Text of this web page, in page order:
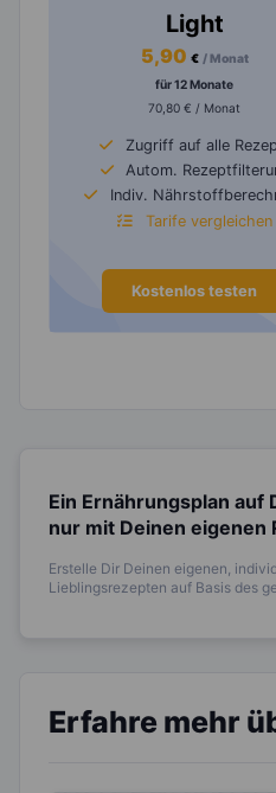
Light
5,90 € / Monat
für 12 Monate
70,80 € / Monat
Zugriff auf alle
Autom.
Indiv.
Tarife vergleichen
Kostenlos testen
Ein Ernährungsplan auf
nur mit Deinen eigenen
Erstelle Dir Deinen eigenen,
Lieblingsrezepten auf Basis des
Erfahre mehr